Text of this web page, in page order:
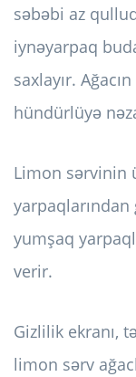
səbəbi az
iynəyarpaq
saxlayır.
hündürlüyə
Limon sərvinin
yumşaq
verir.
Gizlilik ekranı,
limon sərv